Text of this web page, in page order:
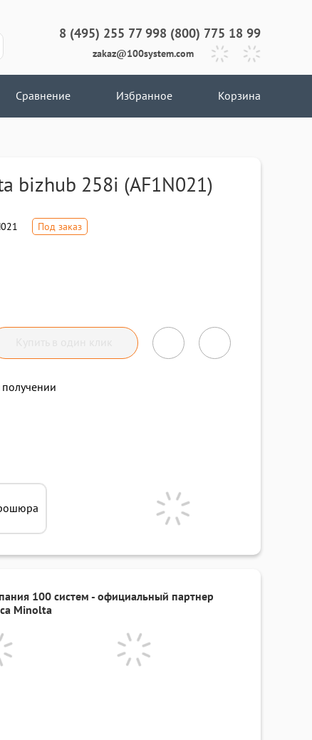
8 (495) 255 77 998 (800) 775 18 99
zakaz@100system.com
Сравнение Избранное Корзина
bizhub 258i (AF1N021)
Под заказ
100 систем - официальный партнер
Minolta